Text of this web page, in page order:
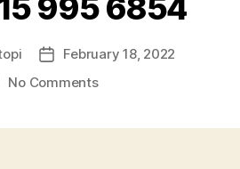
PostFebruary 18, 2022
No Commentson